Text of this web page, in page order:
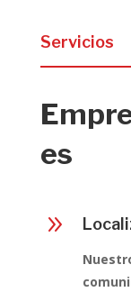
Servicios
es
9